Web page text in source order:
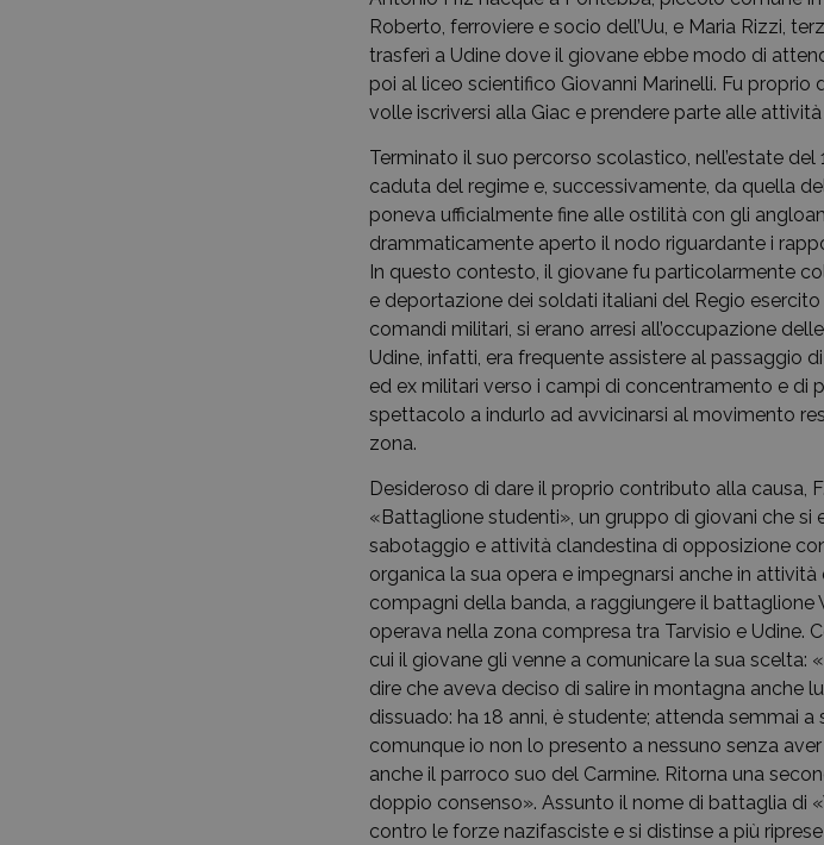
Roberto, ferroviere e socio dell’Uu, e Maria Rizzi,
trasferì a Udine dove il giovane ebbe modo di
poi al liceo scientifico Giovanni Marinelli. Fu proprio
volle iscriversi alla Giac e prendere parte alle
Terminato il suo percorso scolastico, nell’estate
caduta del regime e, successivamente, da quella
poneva ufficialmente fine alle ostilità con gli
drammaticamente aperto il nodo riguardante i
In questo contesto, il giovane fu particolarmente
e deportazione dei soldati italiani del Regio
comandi militari, si erano arresi all’occupazione
Udine, infatti, era frequente assistere al passaggio
ed ex militari verso i campi di concentramento e di
spettacolo a indurlo ad avvicinarsi al movimento
zona.
Desideroso di dare il proprio contributo alla causa,
«Battaglione studenti», un gruppo di giovani che si
sabotaggio e attività clandestina di opposizione
organica la sua opera e impegnarsi anche in
compagni della banda, a raggiungere il battaglione
operava nella zona compresa tra Tarvisio e Udine.
cui il giovane gli venne a comunicare la sua scelta:
dire che aveva deciso di salire in montagna anche
dissuado: ha 18 anni, è studente; attenda semmai a
comunque io non lo presento a nessuno senza
anche il parroco suo del Carmine. Ritorna una
doppio consenso». Assunto il nome di battaglia di
contro le forze nazifasciste e si distinse a più